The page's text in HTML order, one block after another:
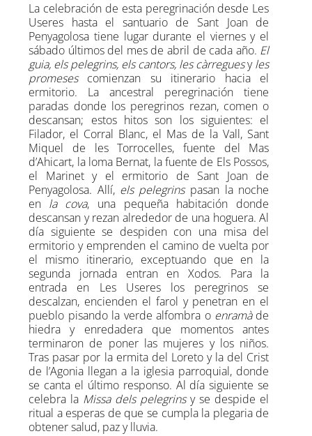
La celebración de esta peregrinación desde Les
Useres hasta el santuario de Sant Joan de
Penyagolosa tiene lugar durante el viernes y el
sábado últimos del mes de abril de cada año. El
guia, els pelegrins, els cantors, les càrreguesyles
promeses comienzan su itinerario hacia el
ermitorio. La ancestral peregrinación tiene
paradas donde los peregrinos rezan, comen o
descansan; estos hitos son los siguientes: el
Filador, el Corral Blanc, el Mas de la Vall, Sant
Miquel de les Torrocelles, fuente del Mas
d’Ahicart, la loma Bernat, la fuente de Els Possos,
el Marinet y el ermitorio de Sant Joan de
Penyagolosa. Allí, els pelegrinspasan la noche
en la cova, una pequeña habitación donde
descansan y rezan alrededor de una hoguera. Al
día siguiente se despiden con una misa del
ermitorio y emprenden el camino de vuelta por
el mismo itinerario, exceptuando que en la
segunda jornada entran en Xodos. Para la
entrada en Les Useres los peregrinos se
descalzan, encienden el farol y penetran en el
pueblo pisando la verde alfombra o enramàde
hiedra y enredadera que momentos antes
terminaron de poner las mujeres y los niños.
Tras pasar por la ermita del Loreto y la del Crist
de l’Agonia llegan a la iglesia parroquial, donde
se canta el último responso. Al día siguiente se
celebra la Missa dels pelegrinsy se despide el
ritual a esperas de que se cumpla la plegaria de
obtener salud, paz y lluvia.